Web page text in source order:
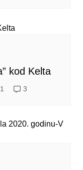
kod Kelta
3